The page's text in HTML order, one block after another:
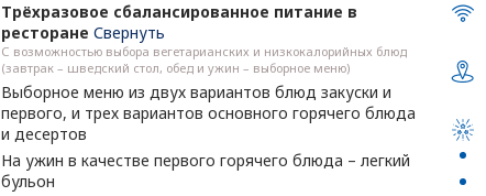
Трёхразовое сбалансированное питание в
ресторанеСвернуть
С возможностью выбора вегетарианских и низкокалорийных блюд
(завтрак – шведский стол, обед и ужин – выборное меню)
Выборное меню из двух вариантов блюд закуски и
первого, и трех вариантов основного горячего блюда
и десертов
На ужин в качестве первого горячего блюда – легкий
бульон